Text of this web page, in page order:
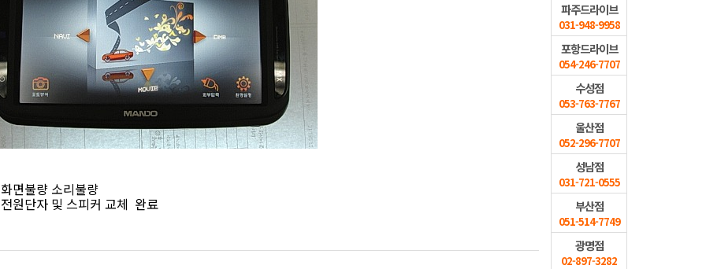
파주드라이브
031-948-9958
포항드라이브
054-246-7707
수성점
053-763-7767
울산점
052-296-7707
성남점
031-721-0555
부산점
051-514-7749
광명점
02-897-3282
면불량 소리불량
원단자 및 스피커 교체 완료